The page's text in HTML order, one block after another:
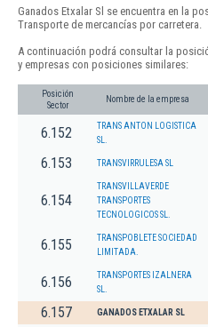
Ganados Etxalar Sl se encuentra en la
Transporte de mercancías por carretera.
A continuación podrá consultar la
y empresas con posiciones similares:
Posición
Sector
Nombre de la empresa
6.152
TRANS ANTON LOGISTICA
SL.
6.153 TRANSVIRRULESA SL
6.154
TRANSVILLAVERDE
TRANSPORTES
TECNOLOGICOS SL.
6.155
TRANSPOBLETE SOCIEDAD
LIMITADA.
6.156
TRANSPORTES IZALNERA
SL.
6.157 GANADOS ETXALAR SL